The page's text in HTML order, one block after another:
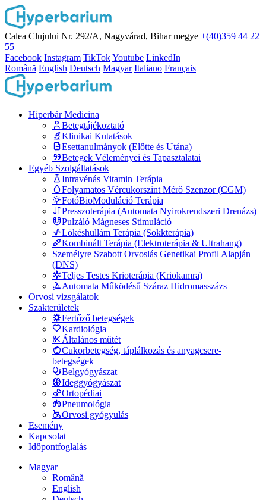
Calea Clujului Nr. 292/A, Nagyvárad, Bihar megye +(40)359 44 22
55
Facebook Instagram TikTokYoutube LinkedIn
Română English Deutsch Magyar Italiano Français
Hiperbár Medicina
Betegtájékoztató
Klinikai Kutatások
Esettanulmányok (Előtte és Utána)
Betegek Véleményei és Tapasztalatai
Egyéb Szolgáltatások
Intravénás Vitamin Terápia
Folyamatos Vércukorszint Mérő Szenzor (CGM)
FotóBioModuláció Terápia
Presszoterápia (Automata Nyirokrendszeri Drenázs)
Pulzáló Mágneses Stimuláció
Lökéshullám Terápia (Sokkterápia)
Kombinált Terápia (Elektroterápia & Ultrahang)
Személyre Szabott Orvoslás Genetikai Profil Alapján
(DNS)
Teljes Testes Krioterápia (Kriokamra)
Automata Működésű Száraz Hidromasszázs
Orvosi vizsgálatok
Szakterületek
Fertőző betegségek
Kardiológia
Általános műtét
Cukorbetegség, táplálkozás és anyagcsere-
betegségek
Belgyógyászat
Ideggyógyászat
Ortopédiai
Pneumológia
Orvosi gyógyulás
Esemény
Kapcsolat
Időpontfoglalás
Magyar
Română
English